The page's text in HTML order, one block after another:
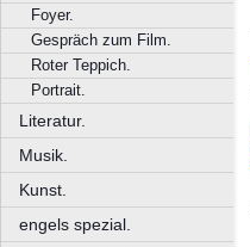
Foyer.
Gespräch zum Film.
Roter Teppich.
Portrait.
Literatur.
Musik.
Kunst.
engels spezial.